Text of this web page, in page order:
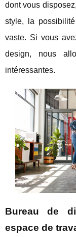
dont vous
style, la
vaste. Si vous
design, nous
intéressantes.
Bureau de
espace de